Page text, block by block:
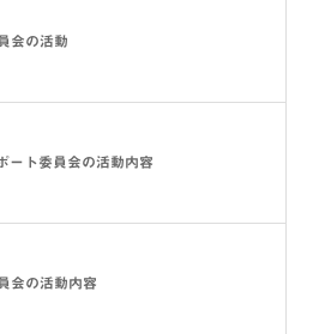
会の活動
ート委員会の活動内容
会の活動内容